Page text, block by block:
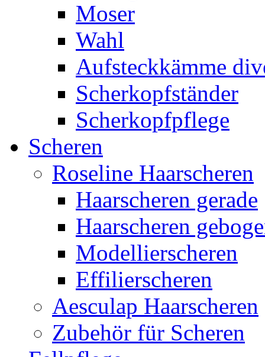
Moser
Wahl
Aufsteckkämme
Scherkopfständer
Scherkopfpflege
Scheren
Roseline Haarscheren
Haarscheren gerade
Haarscheren
Modellierscheren
Effilierscheren
Aesculap Haarscheren
Zubehör für Scheren